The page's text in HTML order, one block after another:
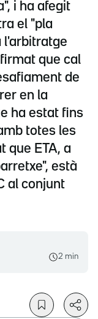
i ha afegit
el "pla
l'arbitratge
que cal
de
en la
ha estat fins
totes les
que ETA, a
està
al conjunt
2 min